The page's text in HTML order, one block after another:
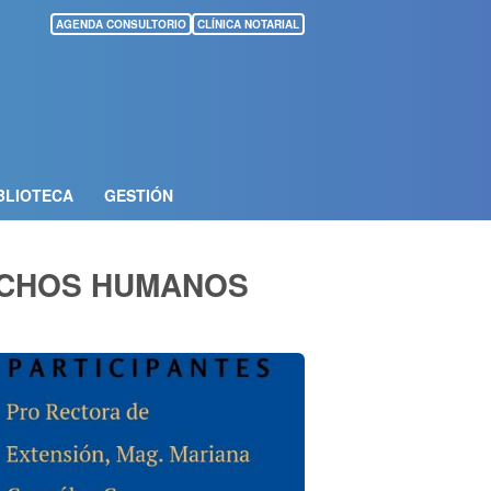
AGENDA CONSULTORIO CLÍNICA NOTARIAL
GESTIÓN
HUMANOS